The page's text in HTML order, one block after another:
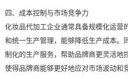
四、成本控制与市场竞争力
化妆品代加工企业通常具备规模化运营
和统一生产管理，能够降低生产成本。
制化的生产服务，帮助品牌商更灵活地
使得品牌商能够更好地应对市场波动和